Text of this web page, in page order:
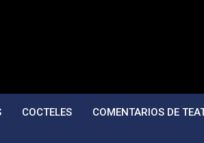
COCTELES COMENTARIOS DE